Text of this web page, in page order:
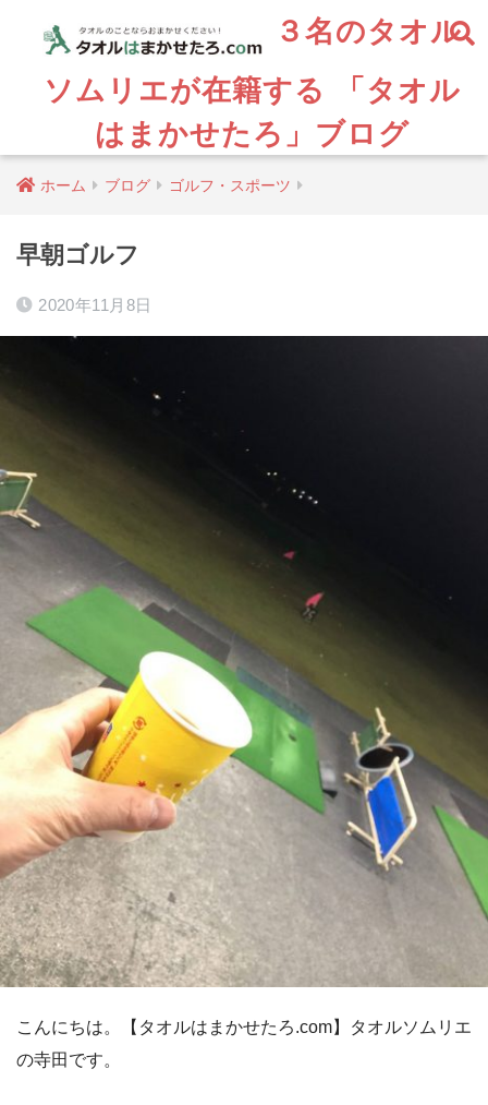
３名のタオル
ソムリエが在籍する 「タオル
はまかせたろ」ブログ
ホーム ブログ ゴルフ・スポーツ
早朝ゴルフ
2020年11月8日
こんにちは。【タオルはまかせたろ.com】タオルソムリエ
の寺田です。